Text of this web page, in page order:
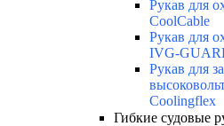
Рукав для
CoolCable
Рукав для
IVG-
Рукав для
Coolingflex
Гибкие судовые